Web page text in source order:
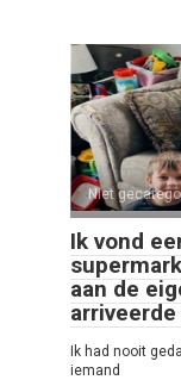
Niet
Ik vond
aan de
Ik had nooit
iemand